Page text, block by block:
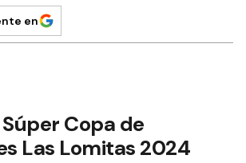
en
Copa de
Las Lomitas 2024